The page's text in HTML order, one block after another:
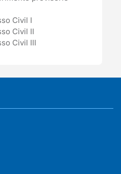
Civil I
Civil II
Civil III